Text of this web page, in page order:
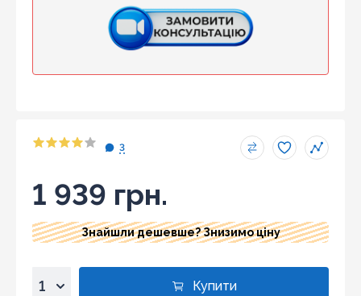
3
1 939 грн.
Знайшли дешевше? Знизимо ціну
Купити
Знайшли дешевше?